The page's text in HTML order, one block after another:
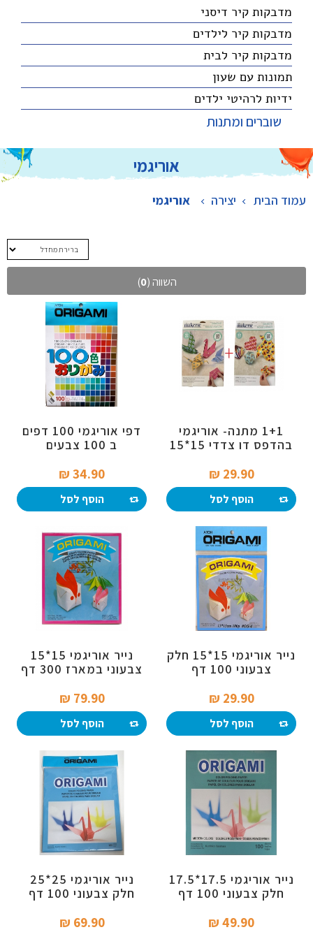
מדבקות קיר דיסני
מדבקות קיר לילדים
מדבקות קיר לבית
תמונות עם שעון
ידיות לרהיטי ילדים
שוברים ומתנות
אוריגמי
עמוד הבית יצירה > אוריגמי
השווה (0
)
1+1 מתנה- אוריגמי
בהדפס דו צדדי 15*15
29.90 ₪‎
הוסף לסל
דפי אוריגמי 100 דפים
ב 100 צבעים
34.90 ₪‎
הוסף לסל
נייר אוריגמי 15*15 חלק
צבעוני 100 דף
29.90 ₪‎
הוסף לסל
נייר אוריגמי 15*15
צבעוני במארז 300 דף
79.90 ₪‎
הוסף לסל
נייר אוריגמי 17.5*17.5
חלק צבעוני 100 דף
49.90 ₪‎
נייר אוריגמי 25*25
חלק צבעוני 100 דף
69.90 ₪‎